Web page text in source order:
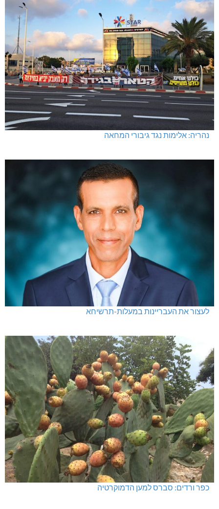
נהריה: אלימות נגד גיבורי המחאה
לעצור את העבריינות במעלות-תרשיחא
כפר ורדים: סברס למען הדמוקרטיה